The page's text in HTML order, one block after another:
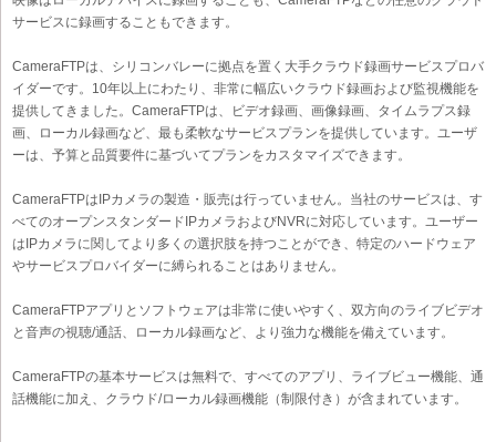
サービスに録画することもできます。
CameraFTPは、シリコンバレーに拠点を置く大手クラウド録画サービスプロバ
イダーです。10年以上にわたり、非常に幅広いクラウド録画および監視機能を
提供してきました。CameraFTPは、ビデオ録画、画像録画、タイムラプス録
画、ローカル録画など、最も柔軟なサービスプランを提供しています。ユーザ
ーは、予算と品質要件に基づいてプランをカスタマイズできます。
CameraFTPはIPカメラの製造・販売は行っていません。当社のサービスは、す
べてのオープンスタンダードIPカメラおよびNVRに対応しています。ユーザー
はIPカメラに関してより多くの選択肢を持つことができ、特定のハードウェア
やサービスプロバイダーに縛られることはありません。
CameraFTPアプリとソフトウェアは非常に使いやすく、双方向のライブビデオ
と音声の視聴/通話、ローカル録画など、より強力な機能を備えています。
CameraFTPの基本サービスは無料で、すべてのアプリ、ライブビュー機能、通
話機能に加え、クラウド/ローカル録画機能（制限付き）が含まれています。